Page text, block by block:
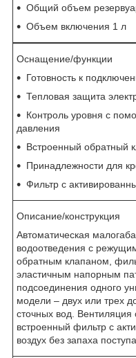
Общий объем
Объем включения 1 л
Оснащение/функции
Готовность к
Тепловая защита
Контроль уровня с
давления
Встроенный обратный
Принадлежности для
Фильтр с
Описание/конструкция
Автоматическая
водоотведения с
обратным клапаном,
эластичным напорным
подсоединения одного
модели – двух или трех
сточных вод. Вентиляция
встроенный фильтр с
воздух без запаха